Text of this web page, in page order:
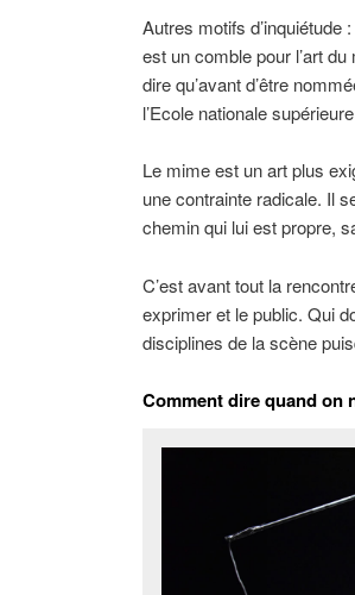
Autres motifs d’inquiétude
est un comble pour l’art
dire qu’avant d’être
l’Ecole nationale
Le mime est un art plus
une contrainte radicale. Il
chemin qui lui est propre,
C’est avant tout la
exprimer et le public. Qui
disciplines de la scène
Comment dire quand on